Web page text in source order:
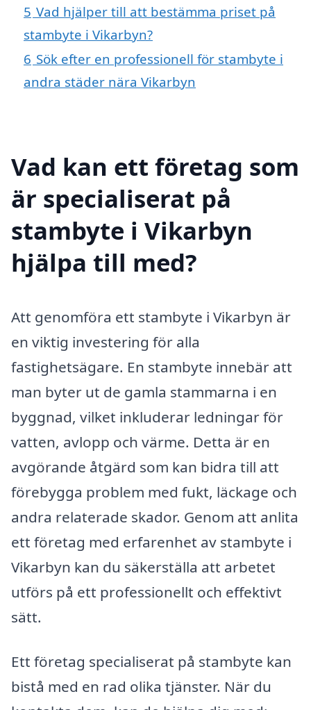
5 Vad hjälper till att bestämma priset på
stambyte i Vikarbyn?
6 Sök efter en professionell för stambyte i
andra städer nära Vikarbyn
Vad kan ett företag som
är specialiserat på
stambyte i Vikarbyn
hjälpa till med?
Att genomföra ett stambyte i Vikarbyn är
en viktig investering för alla
fastighetsägare. En stambyte innebär att
man byter ut de gamla stammarna i en
byggnad, vilket inkluderar ledningar för
vatten, avlopp och värme. Detta är en
avgörande åtgärd som kan bidra till att
förebygga problem med fukt, läckage och
andra relaterade skador. Genom att anlita
ett företag med erfarenhet av stambyte i
Vikarbyn kan du säkerställa att arbetet
utförs på ett professionellt och effektivt
sätt.
Ett företag specialiserat på stambyte kan
bistå med en rad olika tjänster. När du